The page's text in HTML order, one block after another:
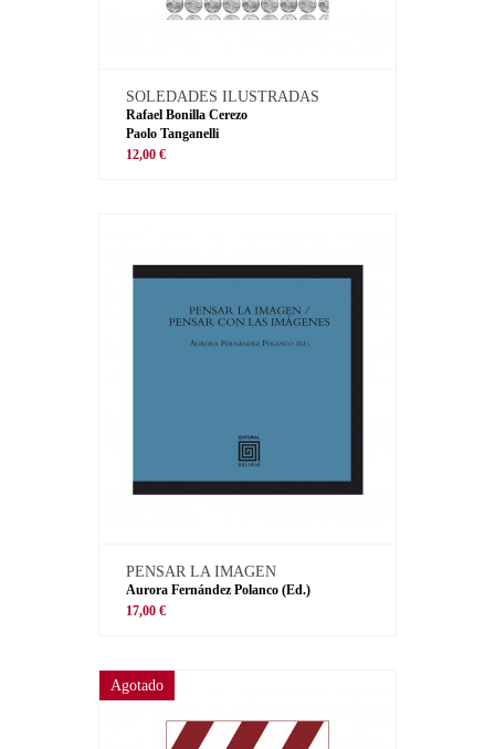
SOLEDADES ILUSTRADAS
Rafael Bonilla Cerezo
Paolo Tanganelli
12,00 €
PENSAR LA IMAGEN
Aurora Fernández Polanco (Ed.)
17,00 €
Agotado